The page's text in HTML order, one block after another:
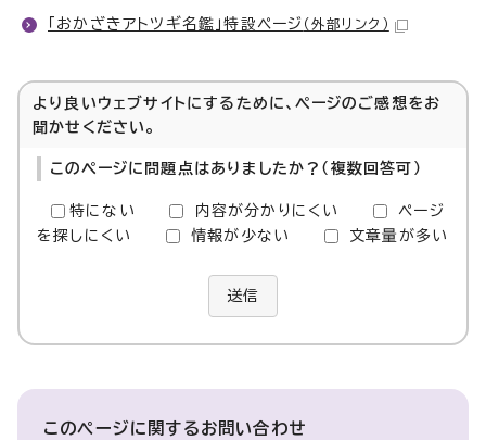
「おかざきアトツギ名鑑」特設ページ （外部リンク）
より良いウェブサイトにするために、ページのご感想をお
聞かせください。
このページに問題点はありましたか？（複数回答可）
特にない 内容が分かりにくい
ページ
を探しにくい
情報が少ない 文章量が多い
送信
このページに関するお問い合わせ